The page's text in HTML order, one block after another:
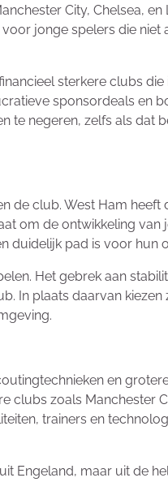
City, Chelsea,
jonge spelers die
sterkere clubs
sponsordeals en
te negeren, zelfs als dat
de club. West Ham
om de ontwikkeling van
duidelijk pad is voor hun
Het gebrek aan
In plaats daarvan
en
zoals Manchester
trainers en
Engeland, maar uit de